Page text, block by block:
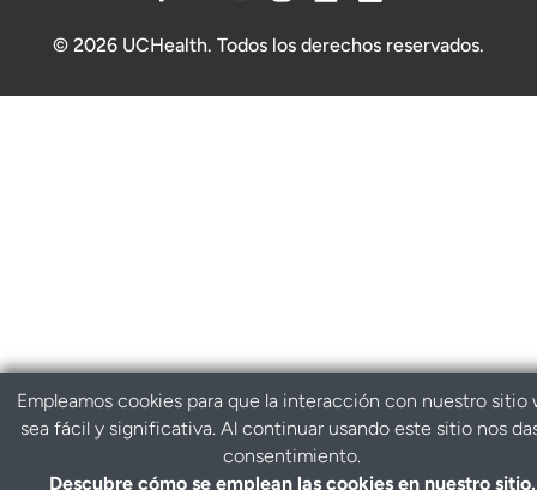
© 2026 UCHealth. Todos los derechos reservados.
Empleamos cookies para que la interacción con nuestro sitio
sea fácil y significativa. Al continuar usando este sitio nos
consentimiento.
Descubre cómo se emplean las cookies en nuestro sitio.